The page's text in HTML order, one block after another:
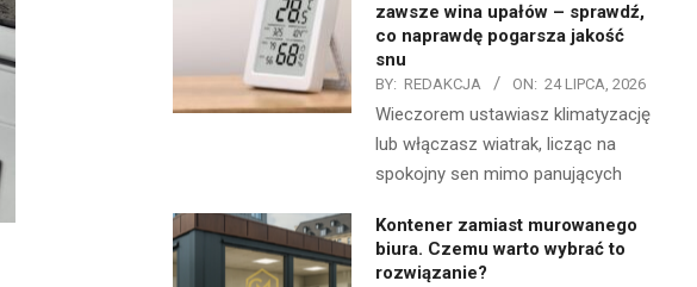
zawsze wina upałów – sprawdź,
co naprawdę pogarsza jakość
snu
BY: REDAKCJA ON: 24 LIPCA, 2026
Wieczorem ustawiasz klimatyzację
lub włączasz wiatrak, licząc na
spokojny sen mimo panujących
Kontener zamiast murowanego
biura. Czemu warto wybrać to
rozwiązanie?